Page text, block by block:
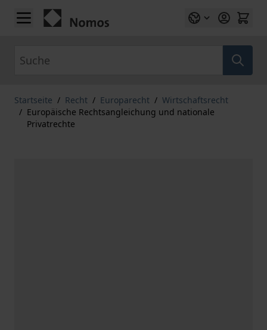
Zum Inhalt springen
Startseite / Recht / Europarecht / Wirtschaftsrecht
/ Europäische Rechtsangleichung und nationale
Privatrechte